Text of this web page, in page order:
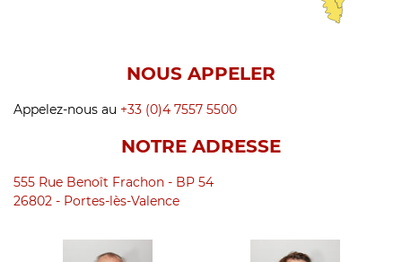
NOUS APPELER
Appelez-nous au +33 (0)4 7557 5500
NOTRE ADRESSE
555 Rue Benoît Frachon - BP 54
26802 - Portes-lès-Valence